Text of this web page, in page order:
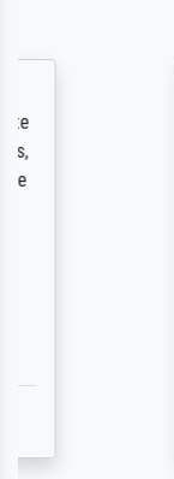
ik
Door
scrollen
Als er
werken
maakt